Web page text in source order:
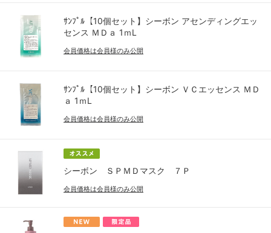
ｻﾝﾌﾟﾙ【10個セット】シーボン アセンディングエッ
センス ＭＤａ 1ｍL
会員価格は会員様のみ公開
ｻﾝﾌﾟﾙ【10個セット】シーボン ＶＣエッセンス ＭＤ
ａ 1ｍL
会員価格は会員様のみ公開
シーボン ＳＰＭＤマスク ７Ｐ
会員価格は会員様のみ公開